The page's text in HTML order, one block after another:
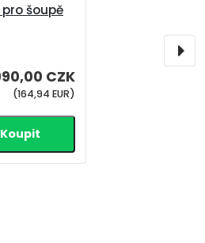
šoupě
CZK
(164,94 EUR)